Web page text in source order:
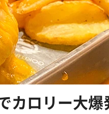
カロリー大